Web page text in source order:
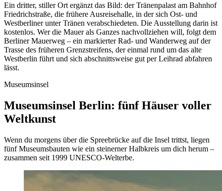
Ein dritter, stiller Ort ergänzt das Bild: der Tränenpalast am Bahnhof
Friedrichstraße, die frühere Ausreisehalle, in der sich Ost- und
Westberliner unter Tränen verabschiedeten. Die Ausstellung darin ist
kostenlos. Wer die Mauer als Ganzes nachvollziehen will, folgt dem
Berliner Mauerweg – ein markierter Rad- und Wanderweg auf der
Trasse des früheren Grenzstreifens, der einmal rund um das alte
Westberlin führt und sich abschnittsweise gut per Leihrad abfahren
lässt.
Museumsinsel
Museumsinsel Berlin: fünf Häuser voller
Weltkunst
Wenn du morgens über die Spreebrücke auf die Insel trittst, liegen
fünf Museumsbauten wie ein steinerner Halbkreis um dich herum –
zusammen seit 1999 UNESCO-Welterbe.